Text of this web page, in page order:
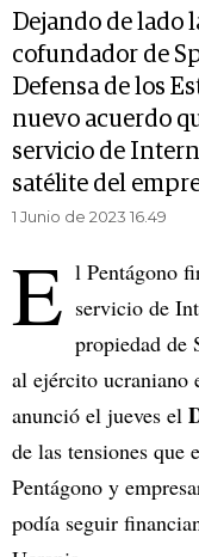
Dejando de lado
cofundador de
Defensa de los
nuevo acuerdo
servicio de
satélite del
1 Junio de 2023 16.49
E l Pentágono
servicio de
propiedad de
al ejército ucraniano
anunció el jueves el
de las tensiones que
Pentágono y
podía seguir